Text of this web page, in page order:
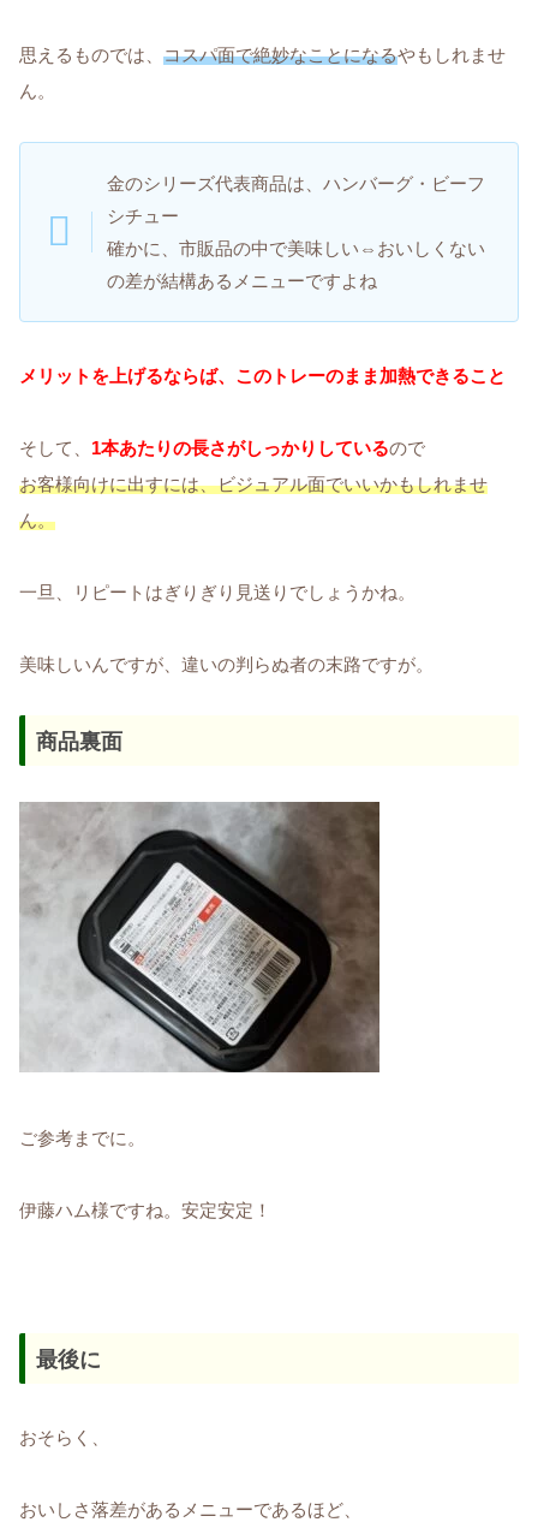
思えるものでは、 コスパ面で絶妙なことになるやもしれませ
ん。
金のシリーズ代表商品は、ハンバーグ・ビーフ
シチュー
確かに、市販品の中で美味しい⇔おいしくない
の差が結構あるメニューですよね
メリットを上げるならば、このトレーのまま加熱できること
そして、 1本あたりの長さがしっかりしているので
お客様向けに出すには、ビジュアル面でいいかもしれませ
ん。
一旦、リピートはぎりぎり見送りでしょうかね。
美味しいんですが、違いの判らぬ者の末路ですが。
商品裏面
ご参考までに。
伊藤ハム様ですね。安定安定！
最後に
おそらく、
おいしさ落差があるメニューであるほど、